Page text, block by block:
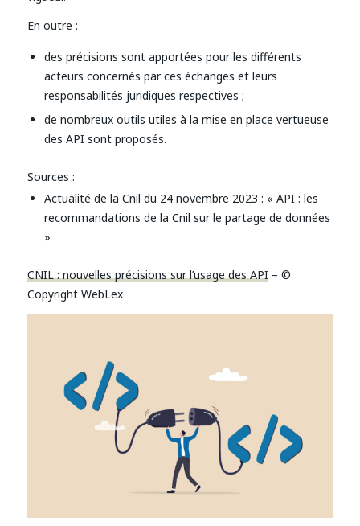
En outre :
des précisions sont apportées pour les différents
acteurs concernés par ces échanges et leurs
responsabilités juridiques respectives ;
de nombreux outils utiles à la mise en place vertueuse
des API sont proposés.
Sources :
Actualité de la Cnil du 24 novembre 2023 : « API : les
recommandations de la Cnil sur le partage de données
»
CNIL : nouvelles précisions sur l’usage des API– ©
Copyright WebLex